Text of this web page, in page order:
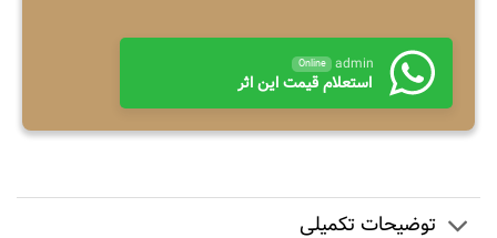
admin
Online
استعلام قیمت این اثر
توضیحات تکمیلی